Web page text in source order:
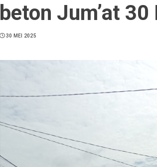
beton Jum’at
30 MEI 2025